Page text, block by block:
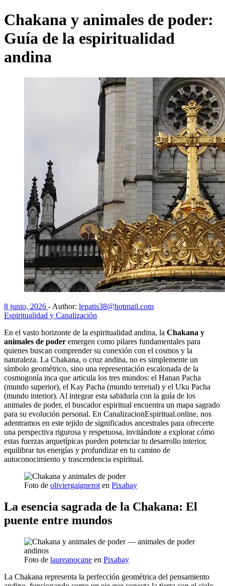
Chakana y animales de poder:
Guía de la espiritualidad
andina
8 junio, 2026 - Author: lepatis38@hotmail.com
Espiritualidad y Canalización
En el vasto horizonte de la espiritualidad andina, la Chakana y
animales de poder emergen como pilares fundamentales para
quienes buscan comprender su conexión con el cosmos y la
naturaleza. La Chakana, o cruz andina, no es simplemente un
símbolo geométrico, sino una representación escalonada de la
cosmogonía inca que articula los tres mundos: el Hanan Pacha
(mundo superior), el Kay Pacha (mundo terrenal) y el Uku Pacha
(mundo interior). Al integrar esta sabiduría con la guía de los
animales de poder, el buscador espiritual encuentra un mapa sagrado
para su evolución personal. En CanalizacionEspiritual.online, nos
adentramos en este tejido de significados ancestrales para ofrecerte
una perspectiva rigurosa y respetuosa, invitándote a explorar cómo
estas fuerzas arquetípicas pueden potenciar tu desarrollo interior,
equilibrar tus energías y profundizar en tu camino de
autoconocimiento y trascendencia espiritual.
Foto de oliviergaignerot en Pixabay
La esencia sagrada de la Chakana: El
puente entre mundos
Foto de laureanocane en Pixabay
La Chakana representa la perfección geométrica del pensamiento